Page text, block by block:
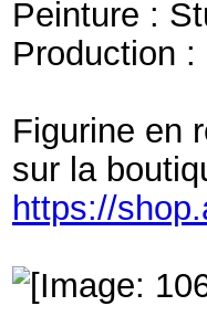
Peinture :
Production
Figurine en
sur la
https://